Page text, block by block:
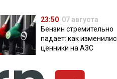
23:50 07 августа
Бензин стремительно
падает: как
ценники на АЗС